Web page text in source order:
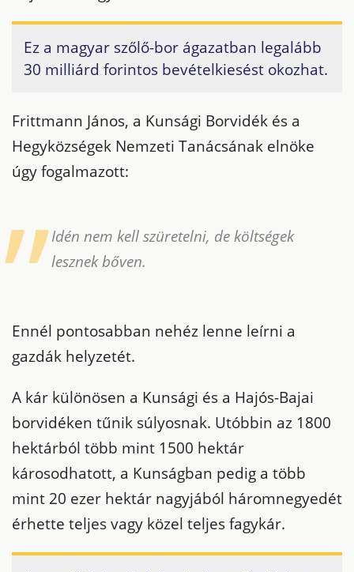
Ez a magyar szőlő-bor ágazatban legalább
30 milliárd forintos bevételkiesést okozhat.
Frittmann János, a Kunsági Borvidék és a
Hegyközségek Nemzeti Tanácsának elnöke
úgy fogalmazott:
Idén nem kell szüretelni, de költségek
lesznek bőven.
Ennél pontosabban nehéz lenne leírni a
gazdák helyzetét.
A kár különösen a Kunsági és a Hajós-Bajai
borvidéken tűnik súlyosnak. Utóbbin az 1800
hektárból több mint 1500 hektár
károsodhatott, a Kunságban pedig a több
mint 20 ezer hektár nagyjából háromnegyedét
érhette teljes vagy közel teljes fagykár.